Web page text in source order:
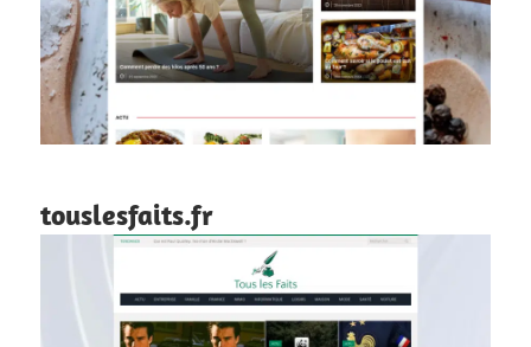
touslesfaits.fr